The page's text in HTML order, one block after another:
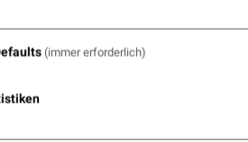
(immer erforderlich)